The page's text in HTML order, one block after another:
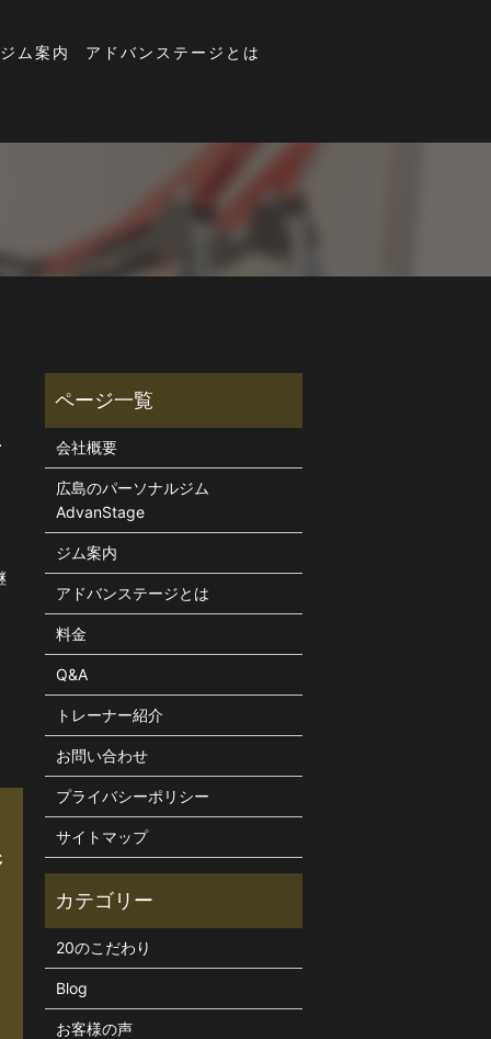
ジム案内 アドバンステージとは
会社概要
広島のパーソナルジム
AdvanStage
ジム案内
アドバンステージとは
料金
Q&A
トレーナー紹介
お問い合わせ
プライバシーポリシー
サイトマップ
20のこだわり
Blog
お客様の声